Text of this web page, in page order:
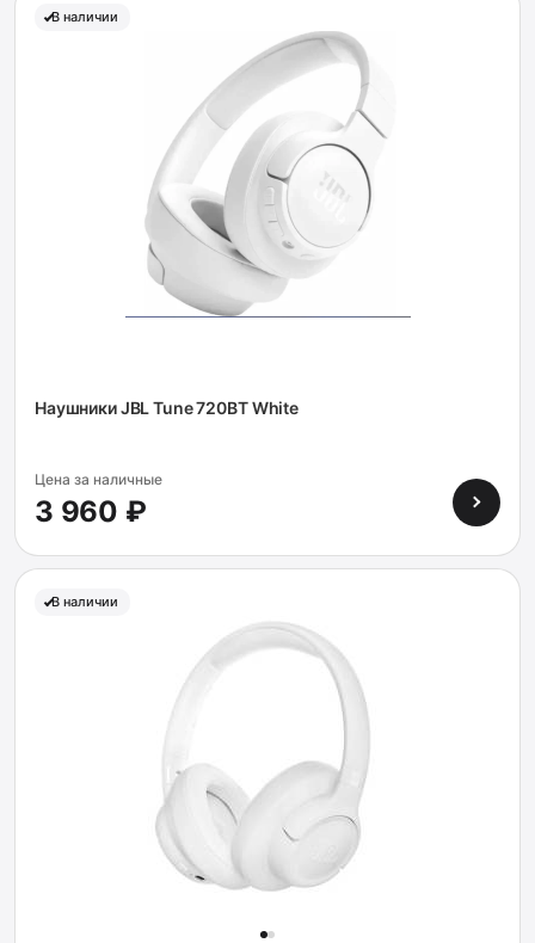
В наличии
Наушники JBL Tune 720BT White
Цена за наличные
3 960 ₽
В наличии